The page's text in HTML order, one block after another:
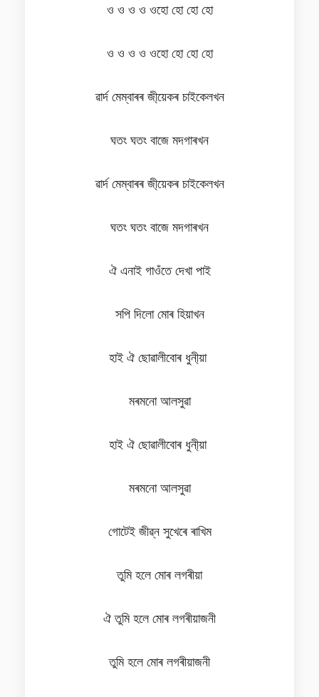
ও ও ও ও ওহো হো হো হো
ও ও ও ও ওহো হো হো হো
ৱাৰ্দ মেম্বাৰৰ জী্য়েকৰ চাইকেলখন
ঘতং ঘতং বাজে মদগাৰখন
ৱাৰ্দ মেম্বাৰৰ জী্য়েকৰ চাইকেলখন
ঘতং ঘতং বাজে মদগাৰখন
ঐ এনাই গাওঁতে দেখা পাই
সপি দিলো মোৰ হিয়াখন
হাই ঐ ছোৱালীবোৰ ধুনী্য়া
মৰমনো আলসুৱা
হাই ঐ ছোৱালীবোৰ ধুনী্য়া
মৰমনো আলসুৱা
গোটেই জীৱ্ন সুখেৰে ৰাখিম
তুমি হলে মোৰ লগৰীয়া
ঐ তুমি হলে মোৰ লগৰীয়াজনী
তুমি হলে মোৰ লগৰীয়াজনী